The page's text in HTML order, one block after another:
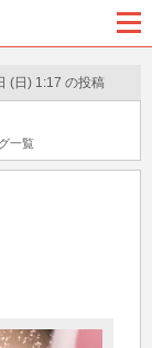
(日) 1:17 の投稿
一覧